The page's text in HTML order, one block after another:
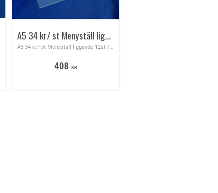
A5 34 kr/ st Menyställ liggande 12st /fp
A5 34 kr/ st Menyställ liggande 12st /förpackning
408 KR